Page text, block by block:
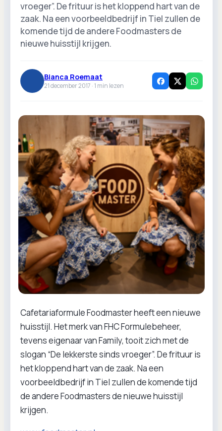
vroeger”. De frituur is het kloppend hart van de
zaak. Na een voorbeeldbedrijf in Tiel zullen de
komende tijd de andere Foodmasters de
nieuwe huisstijl krijgen.
Bianca Roemaat
21 december 2017 ·1 min lezen
Cafetariaformule Foodmaster heeft een nieuwe
huisstijl. Het merk van FHC Formulebeheer,
tevens eigenaar van Family, tooit zich met de
slogan “De lekkerste sinds vroeger”. De frituur is
het kloppend hart van de zaak. Na een
voorbeeldbedrijf in Tiel zullen de komende tijd
de andere Foodmasters de nieuwe huisstijl
krijgen.